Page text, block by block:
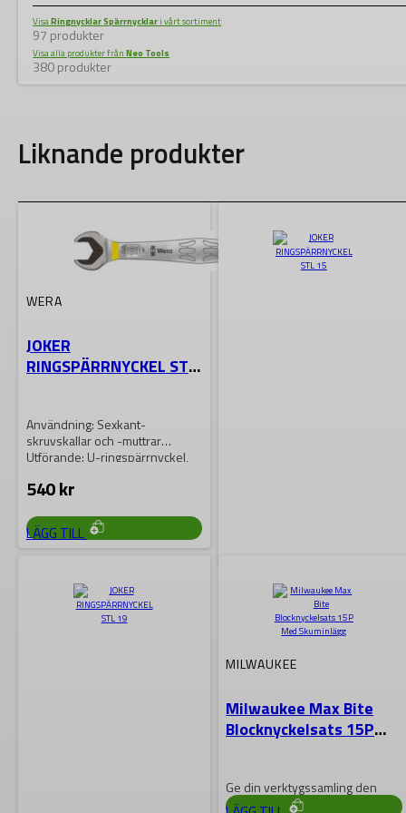
VisaRingnycklar Spärrnycklar i vårt sortiment
97 produkter
Visa alla produkter frånNeo Tools
380 produkter
Liknande produkter
WERA
JOKER
RINGSPÄRRNYCKEL STL
Användning: Sexkant-
skruvskallar och -muttrar
Utförande: U-ringspärrnyckel,
riktningsväxling, ringsidan krökt
540kr
LÄGG TILL
15
Användning: Sexkant-
skruvskallar och -muttrar
Utförande: U-ringspärrnyckel,
15°
MILWAUKEE
Milwaukee Max Bite
Blocknyckelsats 15P
Ge din verktygssamling den
ultimata uppgraderingen med